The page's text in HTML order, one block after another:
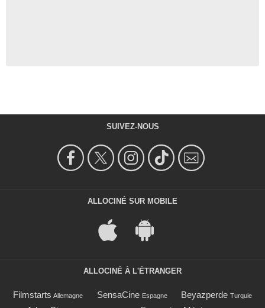
SUIVEZ-NOUS
ALLOCINÉ SUR MOBILE
ALLOCINÉ À L'ÉTRANGER
Filmstarts Allemagne SensaCine Espagne Beyazperde Turquie